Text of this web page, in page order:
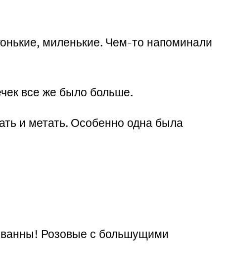
миленькие. Чем-то напоминали
все же было больше.
и метать. Особенно одна была
Розовые с большущими